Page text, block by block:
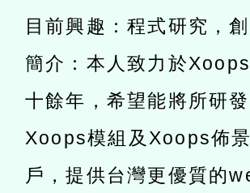
灣師範大學辦理
進學校輔導計畫
計畫
函轉國家教育研
民族教育政策研
趨勢與發展」
轉知教育部國民
政府教育局辦理
研習實施計畫－
北場」計畫
函轉國立臺灣師
臺北學習中心
班」招生簡章及
轉知有關國立成
共融平台-教案
教育部國民及
目前興趣：程式研究，創
簡介：本人致力於
十餘年，希望能將所研
Xoops模組及Xoops佈
戶，提供台灣更優質的